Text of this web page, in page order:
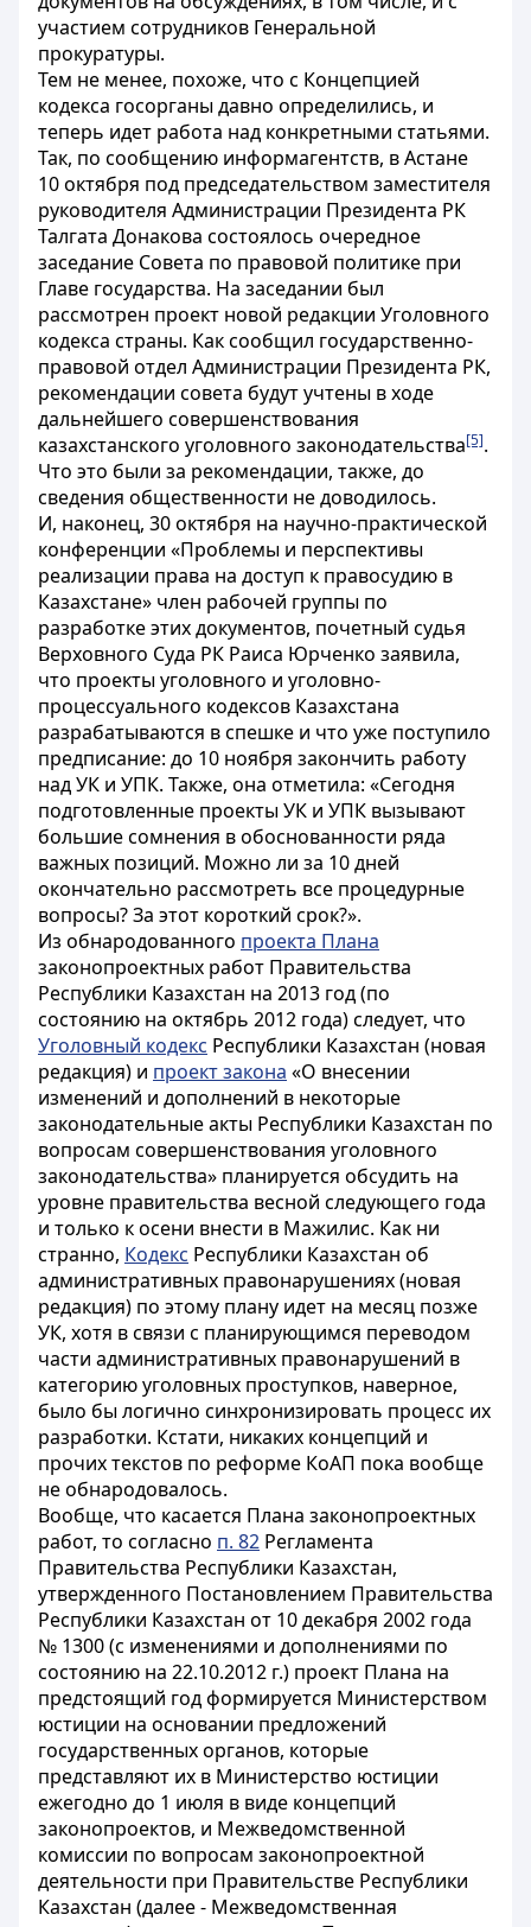
участием сотрудников Генеральной
прокуратуры.
Тем не менее, похоже, что с Концепцией
кодекса госорганы давно определились, и
теперь идет работа над конкретными статьями.
Так, по сообщению информагентств, в Астане
10 октября под председательством заместителя
руководителя Администрации Президента РК
Талгата Донакова состоялось очередное
заседание Совета по правовой политике при
Главе государства. На заседании был
рассмотрен проект новой редакции Уголовного
кодекса страны. Как сообщил государственно-
правовой отдел Администрации Президента РК,
рекомендации совета будут учтены в ходе
дальнейшего совершенствования
казахстанского уголовного законодательства[5].
Что это были за рекомендации, также, до
сведения общественности не доводилось.
И, наконец, 30 октября на научно-практической
конференции «Проблемы и перспективы
реализации права на доступ к правосудию в
Казахстане» член рабочей группы по
разработке этих документов, почетный судья
Верховного Суда РК Раиса Юрченко заявила,
что проекты уголовного и уголовно-
процессуального кодексов Казахстана
разрабатываются в спешке и что уже поступило
предписание: до 10 ноября закончить работу
над УК и УПК. Также, она отметила: «Сегодня
подготовленные проекты УК и УПК вызывают
большие сомнения в обоснованности ряда
важных позиций. Можно ли за 10 дней
окончательно рассмотреть все процедурные
вопросы? За этот короткий срок?».
Из обнародованного проекта Плана
законопроектных работ Правительства
Республики Казахстан на 2013 год (по
состоянию на октябрь 2012 года) следует, что
Уголовный кодекс Республики Казахстан (новая
редакция) и проект закона «О внесении
изменений и дополнений в некоторые
законодательные акты Республики Казахстан по
вопросам совершенствования уголовного
законодательства» планируется обсудить на
уровне правительства весной следующего года
и только к осени внести в Мажилис. Как ни
странно, Кодекс Республики Казахстан об
административных правонарушениях (новая
редакция) по этому плану идет на месяц позже
УК, хотя в связи с планирующимся переводом
части административных правонарушений в
категорию уголовных проступков, наверное,
было бы логично синхронизировать процесс их
разработки. Кстати, никаких концепций и
прочих текстов по реформе КоАП пока вообще
не обнародовалось.
Вообще, что касается Плана законопроектных
работ, то согласно п. 82 Регламента
Правительства Республики Казахстан,
утвержденного Постановлением Правительства
Республики Казахстан от 10 декабря 2002 года
№ 1300 (с изменениями и дополнениями по
состоянию на 22.10.2012 г.) проект Плана на
предстоящий год формируется Министерством
юстиции на основании предложений
государственных органов, которые
представляют их в Министерство юстиции
ежегодно до 1 июля в виде концепций
законопроектов, и Межведомственной
комиссии по вопросам законопроектной
деятельности при Правительстве Республики
Казахстан (далее - Межведомственная